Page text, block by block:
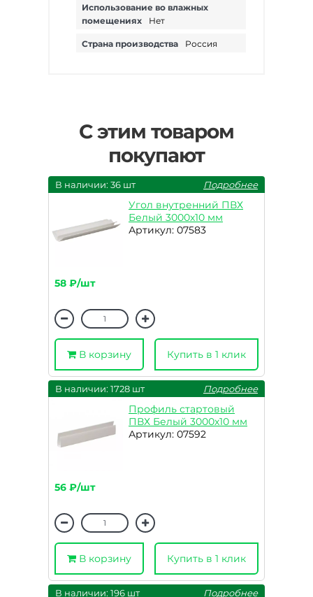
Использование во влажных
помещениях
Нет
Страна производства Россия
С этим товаром
покупают
В наличии: 36 шт Подробнее
Угол внутренний ПВХ
Белый 3000х10 мм
Артикул: 07583
58 ₽/шт
В корзину Купить в 1 клик
В наличии: 1728 шт Подробнее
Профиль стартовый
ПВХ Белый 3000х10 мм
Артикул: 07592
56 ₽/шт
В корзину Купить в 1 клик
В наличии: 196 шт Подробнее